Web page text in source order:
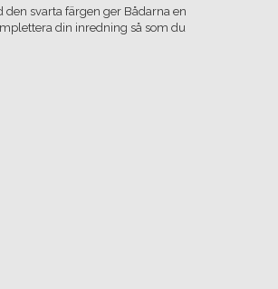
svarta färgen ger Bådarna en
din inredning så som du